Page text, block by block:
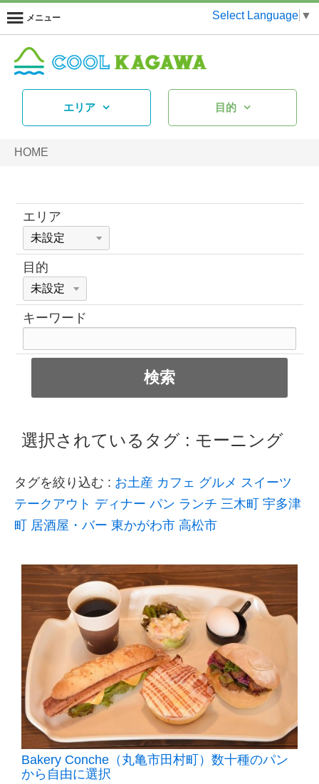
メニュー Select Language ▼
エリア 目的
HOME
エリア
目的
キーワード
選択されているタグ : モーニング
タグを絞り込む : お土産 カフェ グルメ スイーツ
テークアウト ディナー パン ランチ 三木町
宇多津
町
居酒屋・バー 東かがわ市 高松市
Bakery Conche（丸亀市田村町）数十種のパン
から自由に選択